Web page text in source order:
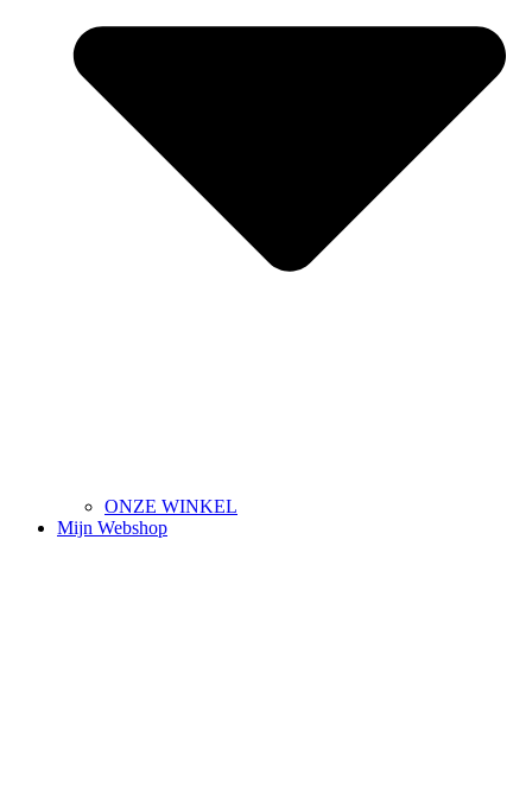
ONZE WINKEL
Mijn Webshop